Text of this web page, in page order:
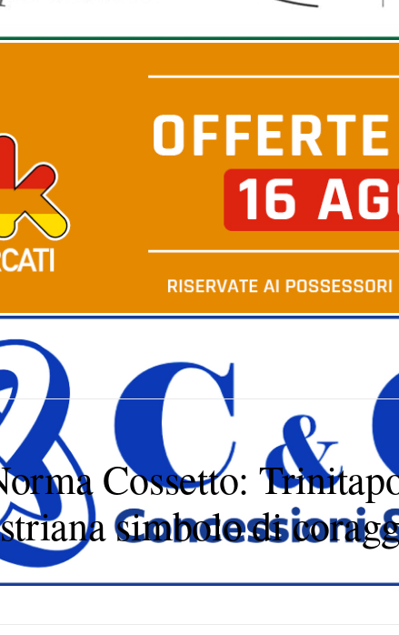
Cossetto:
simbolo di